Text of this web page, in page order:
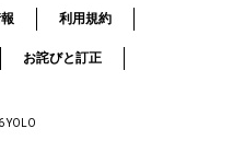
利用規約
お詫びと訂正
YOLO